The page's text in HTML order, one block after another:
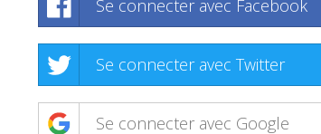
Se connecter avec Facebook
Se connecter avec Twitter
Se connecter avec Google